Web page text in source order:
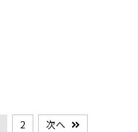
2 次へ